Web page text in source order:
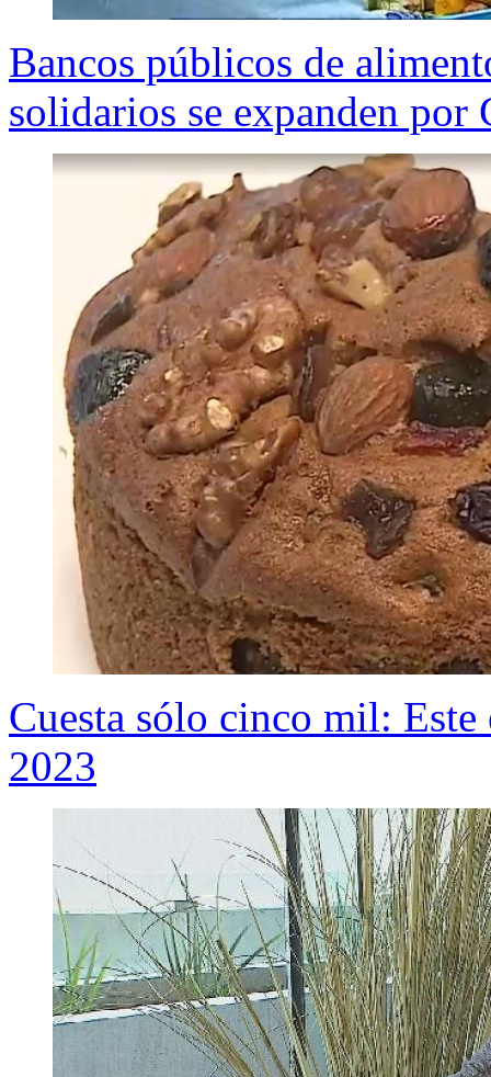
Bancos públicos de
solidarios se expanden por
Cuesta sólo cinco mil: Este
2023